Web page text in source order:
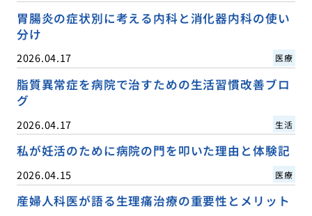
胃腸炎の症状別に考える内科と消化器内科の使い
分け
2026.04.17 医療
脂質異常症を病院で治すための生活習慣改善ブロ
グ
2026.04.17 生活
私が妊活のために病院の門を叩いた理由と体験記
2026.04.15 医療
産婦人科医が語る生理痛治療の重要性とメリット